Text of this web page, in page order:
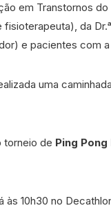
em Transtornos
fisioterapeuta), da Dr.ᵃ
e pacientes com a
uma
torneio de Ping
10h30 no